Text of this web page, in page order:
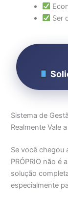
Ser
Sistema de
Realmente Vale
Se você chegou
PRÓPRIO não é
solução
especialmente